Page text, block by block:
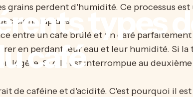
types
café
perdent d'humidité. Ce processus
rapides.
entre un café brûlé et un café parfaitement
en perdant leur eau et leur humidité. Si
légère. Si elle est interrompue au
de caféine et d'acidité. C'est pourquoi il